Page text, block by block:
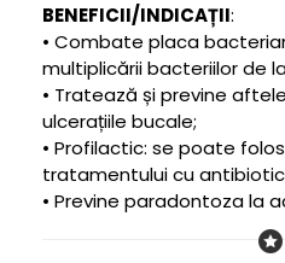
BENEFICII/INDICAȚII:
• Combate placa
multiplicării bacteriilor de
• Tratează și previne
ulcerațiile bucale;
• Profilactic: se poate
tratamentului cu
• Previne paradontoza la